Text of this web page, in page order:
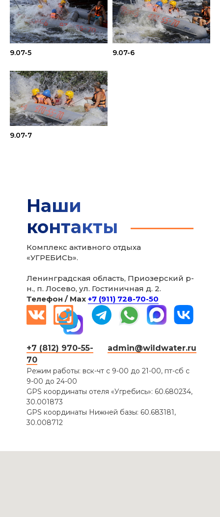
9.07-5 9.07-6
9.07-7
+7 (812) 970-55-
70
admin@wildwater.ru
Комплекс активного отдыха
«УГРЕБИСЬ».
Ленинградская область, Приозерский р-
н., п. Лосево, ул. Гостиничная д. 2.
Телефон / Мax +7 (911) 728-70-50
Режим работы: вск-чт с 9-00 до 21-00, пт-сб с
9-00 до 24-00
GPS координаты отеля «Угребись»: 60.680234,
30.001873
GPS координаты Нижней базы: 60.683181,
30.008712
Наши
контакты